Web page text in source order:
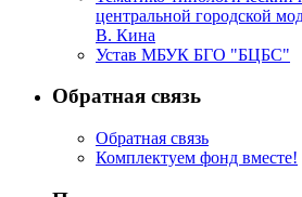
центральной городской
В. Кина
Устав МБУК БГО "БЦБС"
Обратная связь
Обратная связь
Комплектуем фонд вместе!